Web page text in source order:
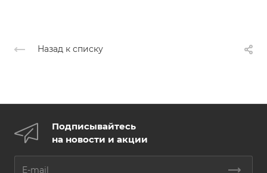
Назад к списку
Подписывайтесь
на новости и акции